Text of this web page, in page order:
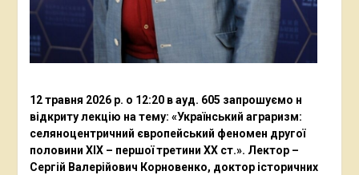
12 травня 2026 р. о 12:20 в ауд. 605 запрошуємо н
відкриту лекцію на тему: «Український аграризм:
селяноцентричний європейський феномен другої
половини ХІХ – першої третини ХХ ст.». Лектор –
Сергій Валерійович Корновенко, доктор історичних